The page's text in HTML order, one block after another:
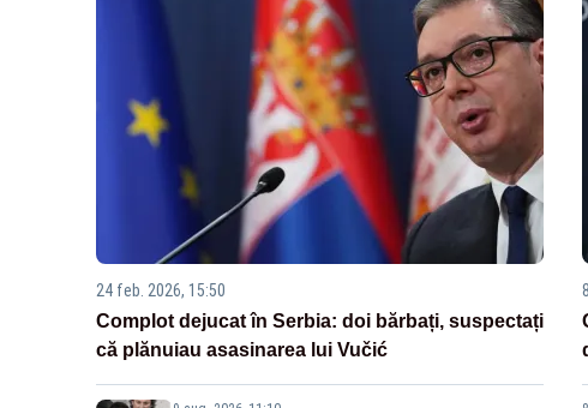
24 feb. 2026, 15:50
Complot dejucat în Serbia: doi bărbați, suspectați
că plănuiau asasinarea lui Vučić